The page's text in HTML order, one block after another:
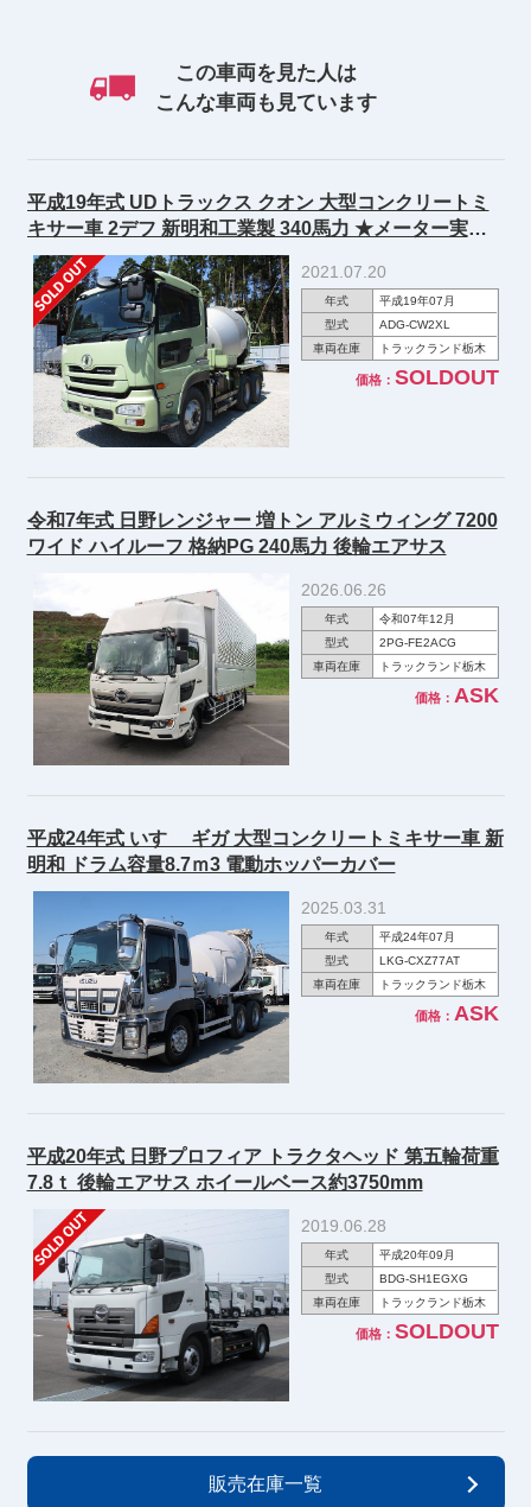
この車両を見た人は
こんな車両も見ています
平成19年式 UDトラックス クオン 大型コンクリートミ
キサー車 2デフ 新明和工業製 340馬力 ★メーター実走
行約27.4万㎞！★
2021.07.20
年式
平成19年07月
型式
ADG-CW2XL
車両在庫
トラックランド栃木
価格： SOLDOUT
令和7年式 日野レンジャー 増トン アルミウィング 7200
ワイド ハイルーフ 格納PG 240馬力 後輪エアサス
2026.06.26
年式
令和07年12月
型式
2PG-FE2ACG
車両在庫
トラックランド栃木
価格： ASK
平成24年式 いすゞ ギガ 大型コンクリートミキサー車 新
明和 ドラム容量8.7ｍ3 電動ホッパーカバー
2025.03.31
年式
平成24年07月
型式
LKG-CXZ77AT
車両在庫
トラックランド栃木
価格： ASK
平成20年式 日野プロフィア トラクタヘッド 第五輪荷重
7.8ｔ 後輪エアサス ホイールベース約3750mm
2019.06.28
年式
平成20年09月
型式
BDG-SH1EGXG
車両在庫
トラックランド栃木
価格： SOLDOUT
販売在庫一覧